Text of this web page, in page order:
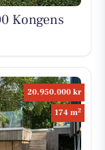
Kongens
20.950.000 kr
174 m2